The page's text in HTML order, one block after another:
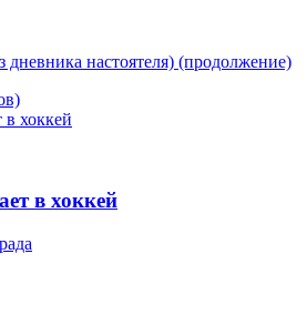
настоятеля) (продолжение)
в хоккей